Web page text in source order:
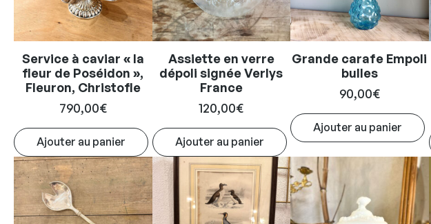
Service à caviar « la
fleur de Poséidon »,
Fleuron, Christofle
790,00€
Ajouter au panier
Assiette en verre
dépoli signée Verlys
France
120,00€
Ajouter au panier
Grande carafe Empoli
bulles
90,00€
Ajouter au panier